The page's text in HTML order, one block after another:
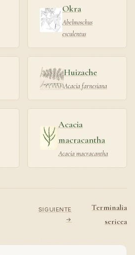
Okra
Abelmoschus
esculentus
Huizache
Acacia farnesiana
Acacia
macracantha
Acacia macracantha
SIGUIENTE
→
Terminalia
sericea